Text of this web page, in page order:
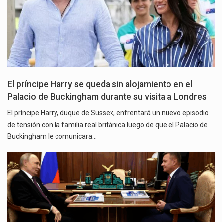
El príncipe Harry se queda sin alojamiento en el
Palacio de Buckingham durante su visita a Londres
El príncipe Harry, duque de Sussex, enfrentará un nuevo episodio
de tensión con la familia real británica luego de que el Palacio de
Buckingham le comunicara…